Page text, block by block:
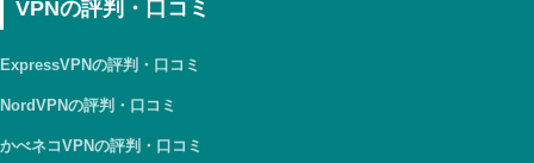
VPNの評判・口コミ
ExpressVPNの評判・口コミ
NordVPNの評判・口コミ
かべネコVPNの評判・口コミ